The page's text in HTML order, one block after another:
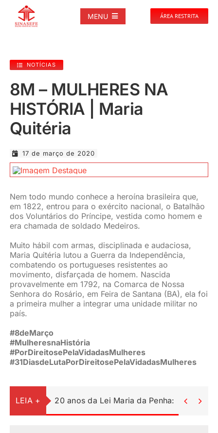
MENU
NOTÍCIAS
PUBLICAÇÕES
DOCUMENTOS
GALERIAS
EVENTOS
CLUBE
CONTATO
ÁREA RESTRITA
NOTÍCIAS
8M – MULHERES NA
HISTÓRIA | Maria
Quitéria
17 de março de 2020
Nem todo mundo conhece a heroína brasileira que,
em 1822, entrou para o exército nacional, o Batalhão
dos Voluntários do Príncipe, vestida como homem e
era chamada de soldado Medeiros.
Muito hábil com armas, disciplinada e audaciosa,
Maria Quitéria lutou a Guerra da Independência,
combatendo os portugueses resistentes ao
movimento, disfarçada de homem. Nascida
provavelmente em 1792, na Comarca de Nossa
Senhora do Rosário, em Feira de Santana (BA), ela foi
a primeira mulher a integrar uma unidade militar no
país.
#8deMarço
#MulheresnaHistória
#PorDireitosePelaVidadasMulheres
#31DiasdeLutaPorDireitosePelaVidadasMulheres
LEIA + 20 anos da Lei Maria da Penha: uma lei
 